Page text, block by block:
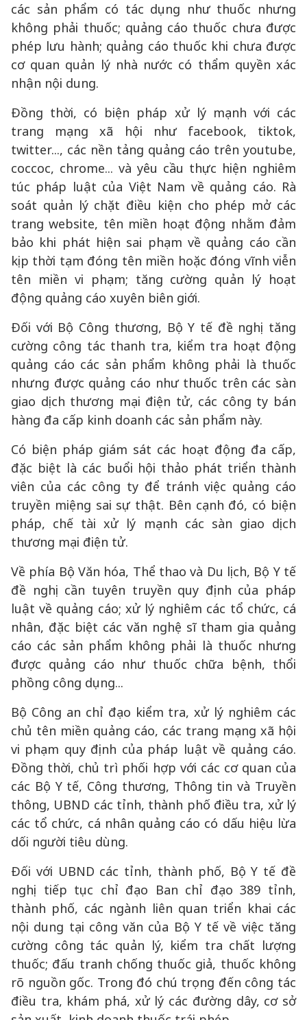
các sản phẩm có tác dụng như thuốc nhưng
không phải thuốc; quảng cáo thuốc chưa được
phép lưu hành; quảng cáo thuốc khi chưa được
cơ quan quản lý nhà nước có thẩm quyền xác
nhận nội dung.
Đồng thời, có biện pháp xử lý mạnh với các
trang mạng xã hội như facebook, tiktok,
twitter..., các nền tảng quảng cáo trên youtube,
coccoc, chrome... và yêu cầu thực hiện nghiêm
túc pháp luật của Việt Nam về quảng cáo. Rà
soát quản lý chặt điều kiện cho phép mở các
trang website, tên miền hoạt động nhằm đảm
bảo khi phát hiện sai phạm về quảng cáo cần
kịp thời tạm đóng tên miền hoặc đóng vĩnh viễn
tên miền vi phạm; tăng cường quản lý hoạt
động quảng cáo xuyên biên giới.
Đối với Bộ Công thương, Bộ Y tế đề nghị tăng
cường công tác thanh tra, kiểm tra hoạt động
quảng cáo các sản phẩm không phải là thuốc
nhưng được quảng cáo như thuốc trên các sàn
giao dịch thương mại điện tử, các công ty bán
hàng đa cấp kinh doanh các sản phẩm này.
Có biện pháp giám sát các hoạt động đa cấp,
đặc biệt là các buổi hội thảo phát triển thành
viên của các công ty để tránh việc quảng cáo
truyền miệng sai sự thật. Bên cạnh đó, có biện
pháp, chế tài xử lý mạnh các sàn giao dịch
thương mại điện tử.
Về phía Bộ Văn hóa, Thể thao và Du lịch, Bộ Y tế
đề nghị cần tuyên truyền quy định của pháp
luật về quảng cáo; xử lý nghiêm các tổ chức, cá
nhân, đặc biệt các văn nghệ sĩ tham gia quảng
cáo các sản phẩm không phải là thuốc nhưng
được quảng cáo như thuốc chữa bệnh, thổi
phồng công dụng...
Bộ Công an chỉ đạo kiểm tra, xử lý nghiêm các
chủ tên miền quảng cáo, các trang mạng xã hội
vi phạm quy định của pháp luật về quảng cáo.
Đồng thời, chủ trì phối hợp với các cơ quan của
các Bộ Y tế, Công thương, Thông tin và Truyền
thông, UBND các tỉnh, thành phố điều tra, xử lý
các tổ chức, cá nhân quảng cáo có dấu hiệu lừa
dối người tiêu dùng.
Đối với UBND các tỉnh, thành phố, Bộ Y tế đề
nghị tiếp tục chỉ đạo Ban chỉ đạo 389 tỉnh,
thành phố, các ngành liên quan triển khai các
nội dung tại công văn của Bộ Y tế về việc tăng
cường công tác quản lý, kiểm tra chất lượng
thuốc; đấu tranh chống thuốc giả, thuốc không
rõ nguồn gốc. Trong đó chú trọng đến công tác
điều tra, khám phá, xử lý các đường dây, cơ sở